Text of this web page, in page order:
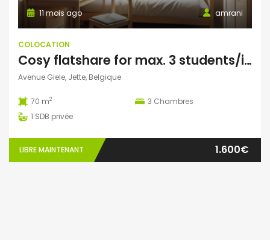
amrani
11 mois ago
COLOCATION
Cosy flatshare for max. 3 students/interns
Avenue Giele, Jette, Belgique
70 m2 3 Chambres
1 SDB privée
LIBRE MAINTENANT 1.600€